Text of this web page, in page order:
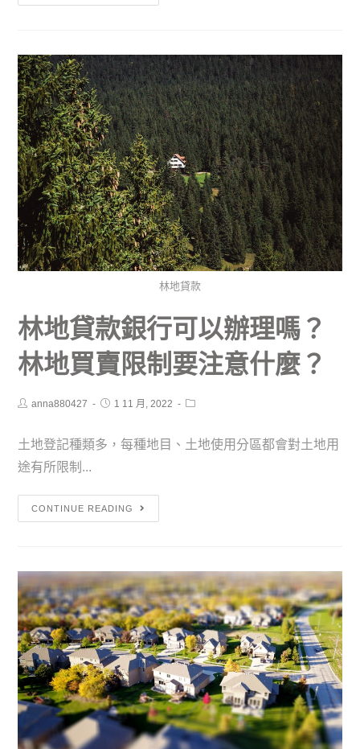
林地貸款
林地貸款銀行可以辦理嗎？
林地買賣限制要注意什麼？
anna880427 1 11 月, 2022
土地登記種類多，每種地目、土地使用分區都會對土地用
途有所限制...
CONTINUE READING